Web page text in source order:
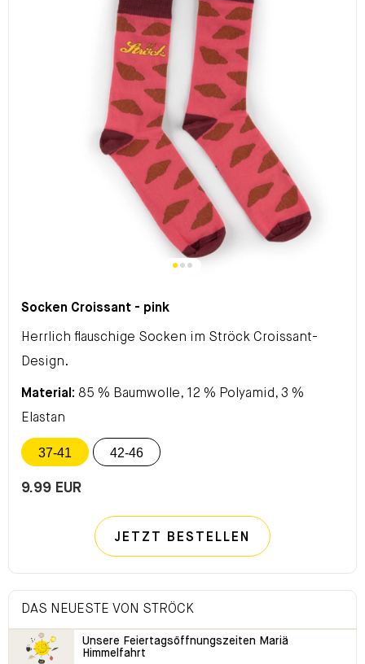
Socken Croissant - pink
Herrlich flauschige Socken im Ströck Croissant-
Design.
Material: 85 % Baumwolle, 12 % Polyamid, 3 %
Elastan
37-41 42-46
9.99 EUR
JETZT BESTELLEN
DAS NEUESTE VON STRÖCK
Unsere Feiertagsöffnungszeiten Mariä
Himmelfahrt